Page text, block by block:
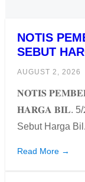
NOTIS
SEBUT
AUGUST 2, 2026
𝐍𝐎𝐓𝐈𝐒
𝐇𝐀𝐑𝐆𝐀 𝐁𝐈𝐋. 5/
Sebut Harga
Read More →